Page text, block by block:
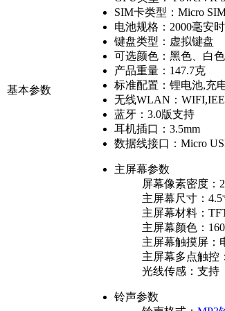
基本参数
SIM卡类型： Micro
电池规格： 2000毫安
键盘类型： 虚拟键盘
可选颜色： 黑色、白色
产品重量： 147.7克
标准配置： 锂电池,充
无线WLAN：
蓝牙： 3.0版支持
耳机插口： 3.5mm
数据线接口： Micro
主屏幕参数
屏幕像素密度：
主屏幕尺寸： 4.5
主屏幕材料：
主屏幕颜色：
主屏幕触摸屏：
主屏幕多点触控：
光线传感： 支持
铃声参数